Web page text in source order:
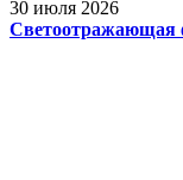
30 июля 2026
Светоотражающая